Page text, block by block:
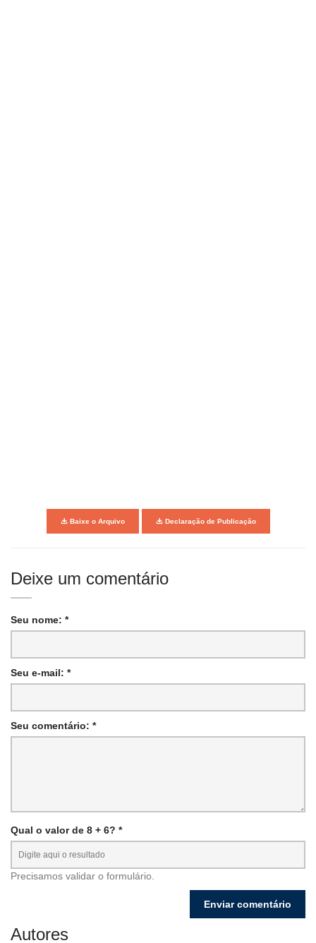
Baixe o Arquivo Declaração de Publicação
Deixe um comentário
Seu nome: *
Seu e-mail: *
Seu comentário: *
Qual o valor de 8 + 6? *
Precisamos validar o formulário.
Autores